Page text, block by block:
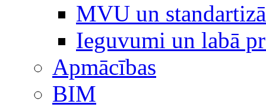
MVU un
Ieguvumi un labā
Apmācības
BIM